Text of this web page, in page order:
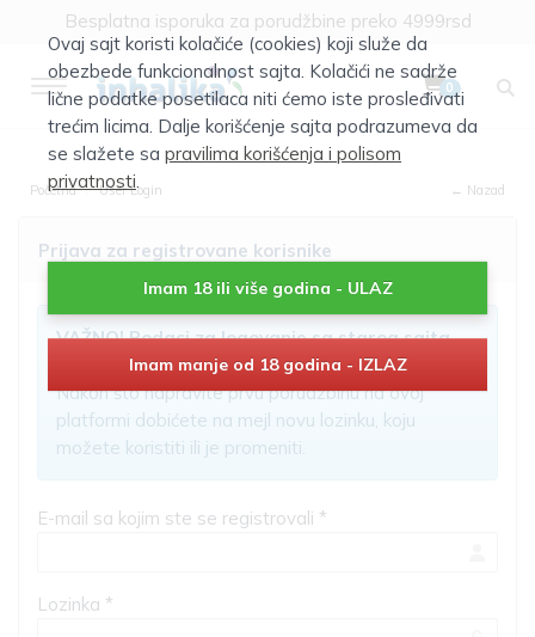
Besplatna isporuka za porudžbine preko 4999rsd
0
Početna User Login ← Nazad
Prijava za registrovane korisnike
VAŽNO! Podaci za logovanje sa starog sajta
nisu aktivni!
Nakon što napravite prvu porudžbinu na ovoj
platformi dobićete na mejl novu lozinku, koju
možete koristiti ili je promeniti.
E-mail sa kojim ste se registrovali *
Lozinka *
Ovaj sajt koristi kolačiće (cookies) koji služe da
obezbede funkcionalnost sajta. Kolačići ne sadrže
lične podatke posetilaca niti ćemo iste prosleđivati
trećim licima. Dalje korišćenje sajta podrazumeva da
se slažete sa pravilima korišćenja i polisom
privatnosti.
Imam 18 ili više godina - ULAZ
Imam manje od 18 godina - IZLAZ